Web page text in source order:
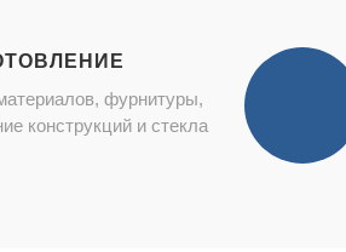
фурнитуры,
конструкций и стекла